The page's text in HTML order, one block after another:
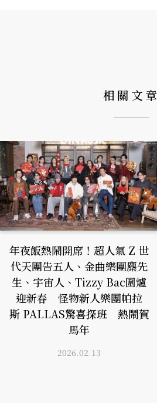
相關文章
年夜飯熱鬧開席！超人氣 Z 世
代天團告五人、金曲樂團麋先
生、宇宙人、Tizzy Bac圍爐
迎新春 怪物新人樂團帕拉
斯 PALLAS驚喜探班 熱鬧賀
馬年
2026.02.13